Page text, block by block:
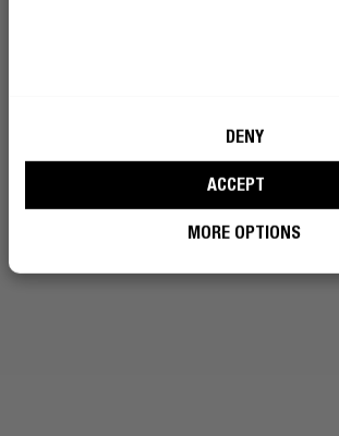
DENY
ACCEPT
MORE OPTIONS
CONVIÉRTETE EN REBEL